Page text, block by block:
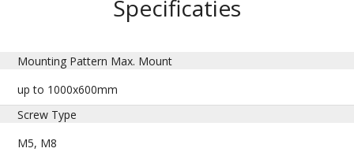
Specificaties
Mounting Pattern Max. Mount
up to 1000x600mm
Screw Type
M5, M8